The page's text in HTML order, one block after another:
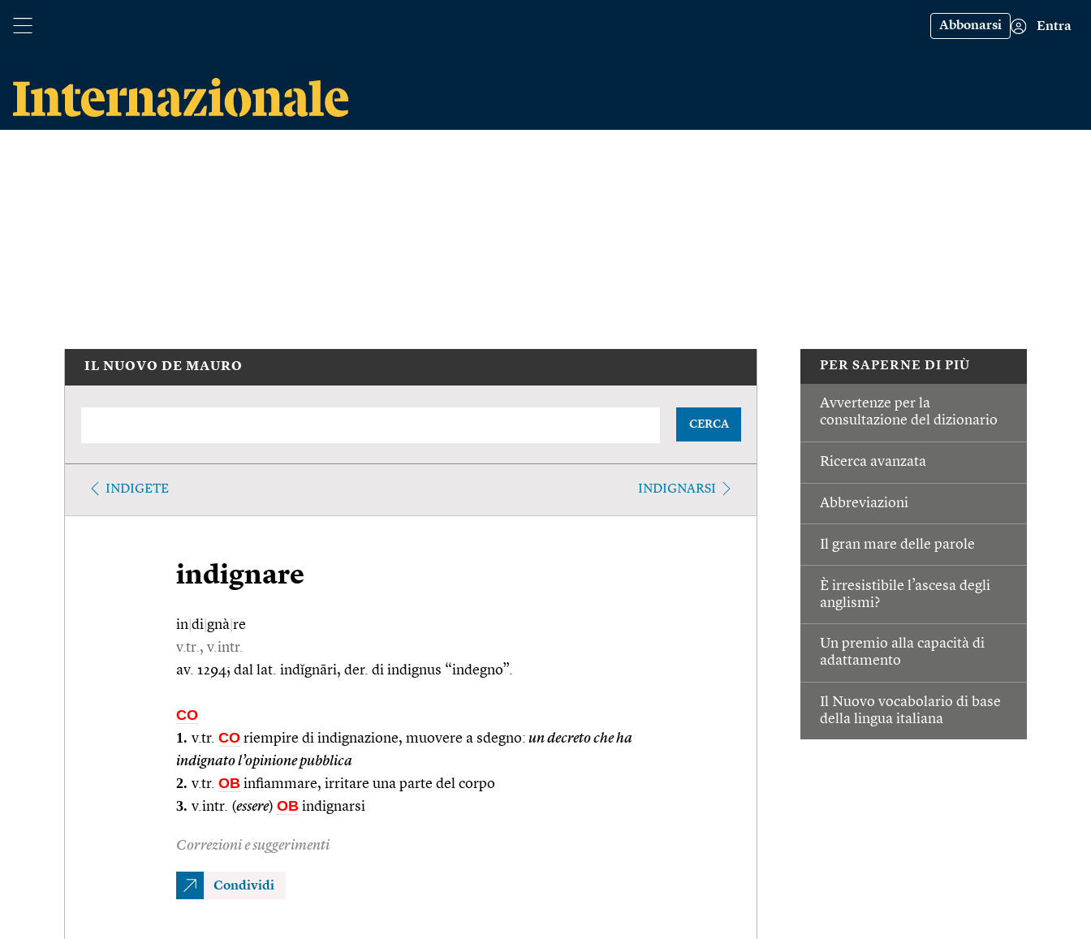
Abbonarsi Entra
PER SAPERNE DI PIÙ
Avvertenze per la
consultazione del dizionario
Ricerca avanzata
Abbreviazioni
Il gran mare delle parole
È irresistibile l’ascesa degli
anglismi?
Un premio alla capacità di
adattamento
Il Nuovo vocabolario di base
della lingua italiana
IL NUOVO DE MAURO
CERCA
INDIGETE INDIGNARSI
indignare
in di gnà re
v.tr., v.intr.
av. 1294; dal lat. indĭgnāri, der. di indignus “indegno”.
CO
1. v.tr. CO riempire di indignazione, muovere a sdegno: un decreto che ha
indignato l’opinione pubblica
2. v.tr. OB infiammare, irritare una parte del corpo
3. v.intr. (essere) OB indignarsi
Correzioni e suggerimenti
Condividi